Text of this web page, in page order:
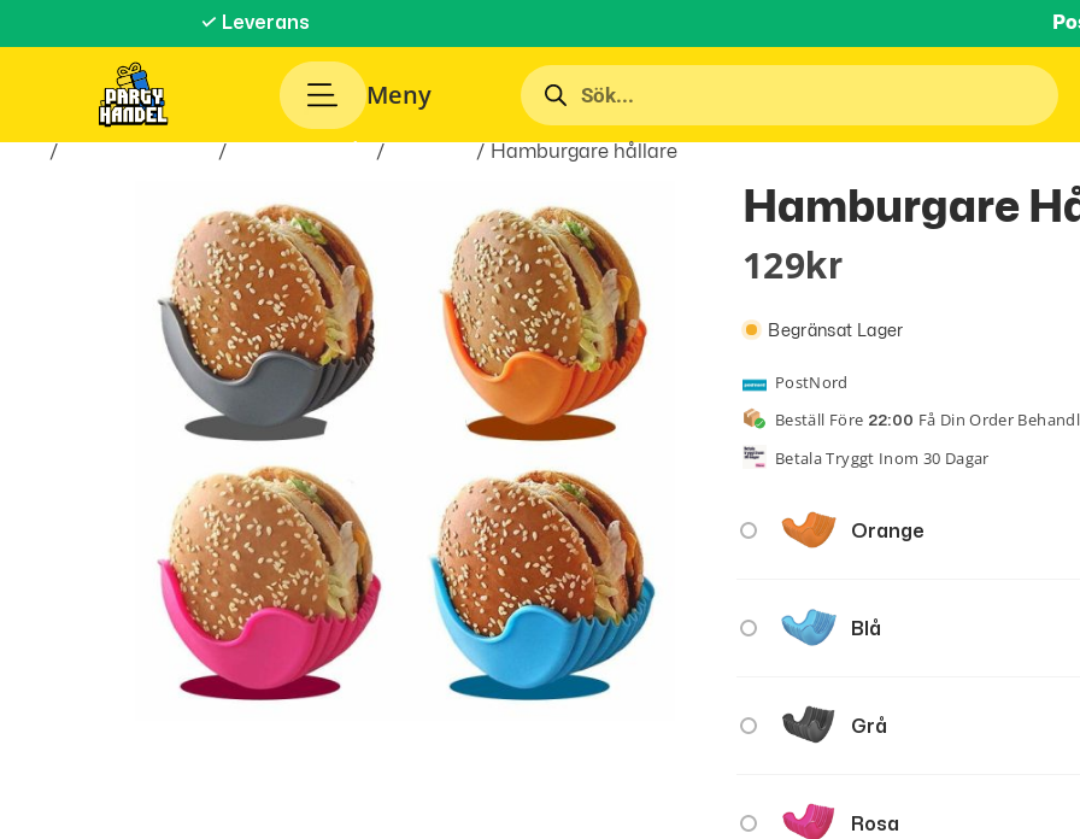
✓ Leverans
Meny
/ / / / Hamburgare hållare
Hamburgare
129 Kr
Begränsat Lager
PostNord
Beställ Före 22:00 Få Din Order
Betala Tryggt Inom 30 Dagar
Orange
Blå
Grå
Rosa